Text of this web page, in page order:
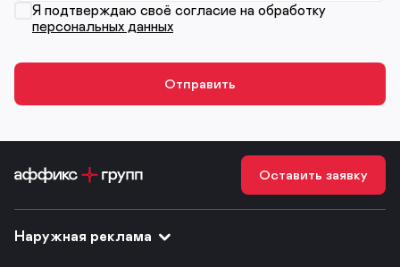
Я подтверждаю своё согласие на обработку
персональных данных
Оставить заявку
Наружная реклама